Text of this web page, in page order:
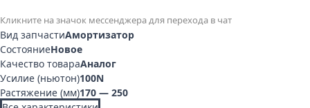
Кликните на значок мессенджера для перехода в чат
Вид запчастиАмортизатор
СостояниеНовое
Качество товараАналог
Усилие (ньютон)100N
Растяжение (мм)170 — 250